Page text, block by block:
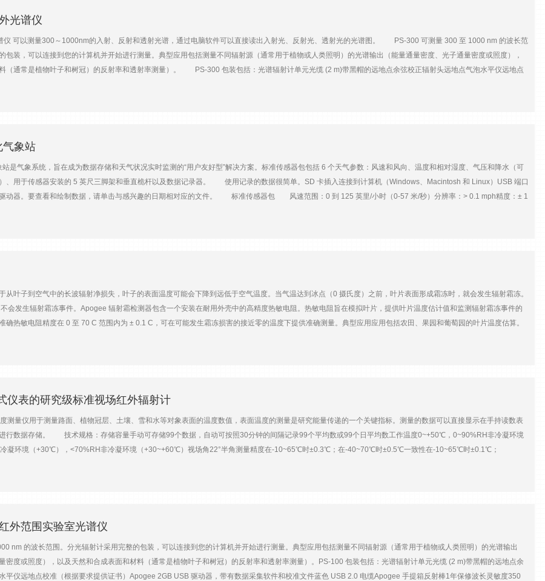
UX120-017 ： 520,192次测量(假设8位)UX120-017M ： 4,124,672次测量(假设8位)下载类型USB 2.0接口下载时间30秒为UX120-017， 1.5分钟为UX120-017M
光谱仪
可以测量300～1000nm的入射、反射和透射光谱，通过电脑软件可以直接读出入射光、反射光、透射光的光谱图。 PS-300 可测量 300 至 1000 nm 的波长范
包装，可以连接到您的计算机并开始进行测量。典型应用包括测量不同辐射源（通常用于植物或人类照明）的光谱输出（能量通量密度、光子通量密度或照度），
（通常是植物叶子和树冠）的反射率和透射率测量）。 PS-300 包装包括：光谱辐射计单元光缆 (2 m)带黑帽的远地点余弦校正辐射头远地点气泡水平仪远地点
，确保低角度光的&测量 ·在标定的测量范围300—1000nm((NIST 可追溯性)内分辨率小于1.5nm 使用方法： 首先使用探测器收集光源，通过光纤电缆传输
年X、Y色度图。照明模式下显示占有优势的波长和纯度，发光模式下显示颜色温度。 分光比色计：测量反射光线的颜色。同时系统会显示非自照明的颜色空
经测量好的化学成分浓度与未知的样品做对比。 UV测量：测量UV能量分布状态。将UVA、UVB、UVC、UVA/UVB比率等以瓦特为单位绘制线形图；提供红斑和
数据记录仪 www.huachensolar.com 技术规格：波长灵敏度220～1100nm辐射校正范围300～1000nm波长分辨率1.5nm检测器类型CCD 2048像素光栅类型
nm数字转化16 bit信号噪声比1000:1杂散光0.02%在435nm；0.2%在200nm测量重复性＜1%波长不确定性±10%检测器曝光时间1ms-65s方向响应±5%（80°天顶
要求5V DC/100mA，采用USB线缆工作温度0-60℃光缆长度2米尺寸69mm×100mm×150mm重量900g 产地：美国
气象站
是气象系统，旨在成为数据存储和天气状况实时监测的“用户友好型”解决方案。标准传感器包包括 6 个天气参数：风速和风向、温度和相对湿度、气压和降水（可
、用于传感器安装的 5 英尺三脚架和垂直桅杆以及数据记录器。 使用记录的数据很简单。SD 卡插入连接到计算机（Windows、Macintosh 和 Linux）USB 端口
动器。要查看和绘制数据，请单击与感兴趣的日期相对应的文件。 标准传感器包 风速范围：0 到 125 英里/小时（0-57 米/秒）分辨率：> 0.1 mph精度：± 1
(± 0.6°C) @ +68°F (+20°C) 相对湿度测量范围：10 至 90%（指定精度）准确度： > ± 3% @ +68°F (+20°C)工作范围：0-% RH稳定性：± 2% RH 超过 2
从叶子到空气中的长波辐射净损失，叶子的表面温度可能会下降到远低于空气温度。当气温达到冰点（0 摄氏度）之前，叶片表面形成霜冻时，就会发生辐射霜冻。
会发生辐射霜冻事件。Apogee 辐射霜检测器包含一个安装在耐用外壳中的高精度热敏电阻。热敏电阻旨在模拟叶片，提供叶片温度估计值和监测辐射霜冻事件的
确热敏电阻精度在 0 至 70 C 范围内为 ± 0.1 C，可在可能发生霜冻损害的接近零的温度下提供准确测量。典型应用应用包括农田、果园和葡萄园的叶片温度估算。
仪表的研究级标准视场红外辐射计
量仪用于测量路面、植物冠层、土壤、雪和水等对象表面的温度数值，表面温度的测量是研究能量传递的一个关键指标。测量的数据可以直接显示在手持读数表
行数据存储。 技术规格：存储容量手动可存储99个数据，自动可按照30分钟的间隔记录99个平均数或99个日平均数工作温度0~+50℃，0~90%RH非冷凝环境
凝环境（+30℃），<70%RH非冷凝环境（+30~+60℃）视场角22°半角测量精度在-10~65℃时±0.3℃；在-40~70℃时±0.5℃一致性在-10~65℃时±0.1℃；
厘米，传感器：长度62.23毫米×直径23.11毫米电缆长度标准2米，可选5米 产地：美国
外范围实验室光谱仪
nm 的波长范围。分光辐射计采用完整的包装，可以连接到您的计算机并开始进行测量。典型应用包括测量不同辐射源（通常用于植物或人类照明）的光谱输出
密度或照度），以及天然和合成表面和材料（通常是植物叶子和树冠）的反射率和透射率测量）。PS-100 包装包括：光谱辐射计单元光缆 (2 m)带黑帽的远地点余
平仪远地点校准（根据要求提供证书）Apogee 2GB USB 驱动器，带有数据采集软件和校准文件蓝色 USB 2.0 电缆Apogee 手提箱反射棒1年保修波长灵敏度350